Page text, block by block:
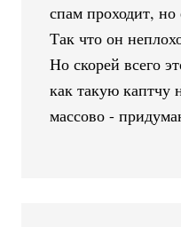
спам проходит, но
Так что он
Но скорей всего
как такую каптчу
массово -